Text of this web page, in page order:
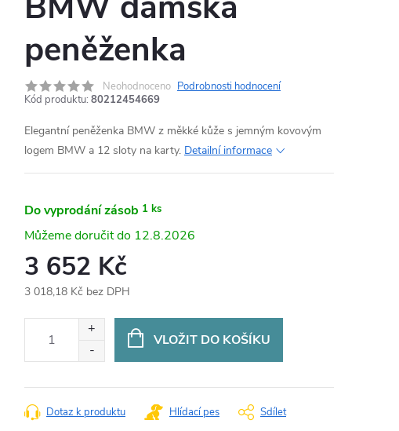
peněženka
Neohodnoceno Podrobnosti hodnocení
Kód produktu: 80212454669
Elegantní peněženka BMW z měkké kůže s jemným kovovým
logem BMW a 12 sloty na karty. Detailní informace
Do vyprodání zásob 1 ks
12.8.2026
3 652 Kč
3 018,18 Kč bez DPH
VLOŽIT DO KOŠÍKU
Dotaz k produktu Hlídací pes Sdílet